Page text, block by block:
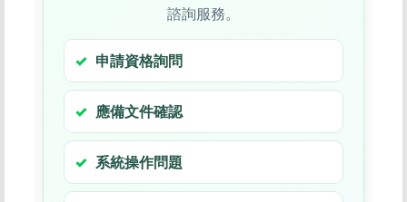
諮詢服務。
申請資格詢問
應備文件確認
系統操作問題